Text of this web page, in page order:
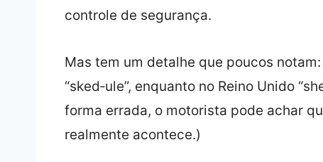
controle de segurança.
Mas tem um detalhe que poucos notam:
“sked‑ule”, enquanto no Reino Unido
forma errada, o motorista pode achar
realmente acontece.)